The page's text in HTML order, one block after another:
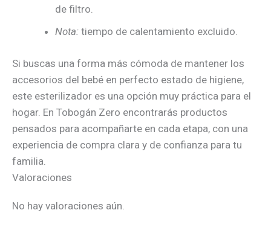
de filtro.
Nota: tiempo de calentamiento excluido.
Si buscas una forma más cómoda de mantener los
accesorios del bebé en perfecto estado de higiene,
este esterilizador es una opción muy práctica para el
hogar. En Tobogán Zero encontrarás productos
pensados para acompañarte en cada etapa, con una
experiencia de compra clara y de confianza para tu
familia.
Valoraciones
No hay valoraciones aún.